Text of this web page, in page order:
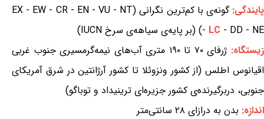
پایندگی:
گونه‌ی با کم‌ترین نگرانی (EX - EW - CR - EN - VU - NT
- LC - DD - NE) (بر پایه‌ی سیاهه‌ی سرخ IUCN)
زیستگاه:
ژرفای ۷۰ تا ۱۹۰ متری آب‌های نیمه‌گرمسیری جنوب غربی
اقیانوس اطلس (از کشور ونزوئلا تا کشور آرژانتین در شرق آمریکای
جنوبی، دربرگیرنده‌ی کشور جزیره‌ای ترینیداد و توباگو)
اندازه: بدن به درازای ۲۸ سانتی‌متر